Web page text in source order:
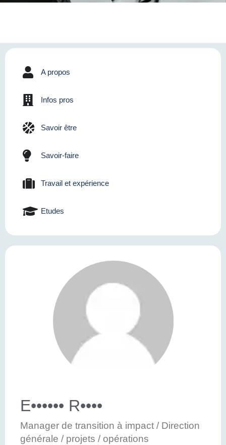
A propos
Infos pros
Savoir être
Savoir-faire
Travail et expérience
Etudes
E•••••• R••••
Manager de transition à impact / Direction
générale / projets / opérations